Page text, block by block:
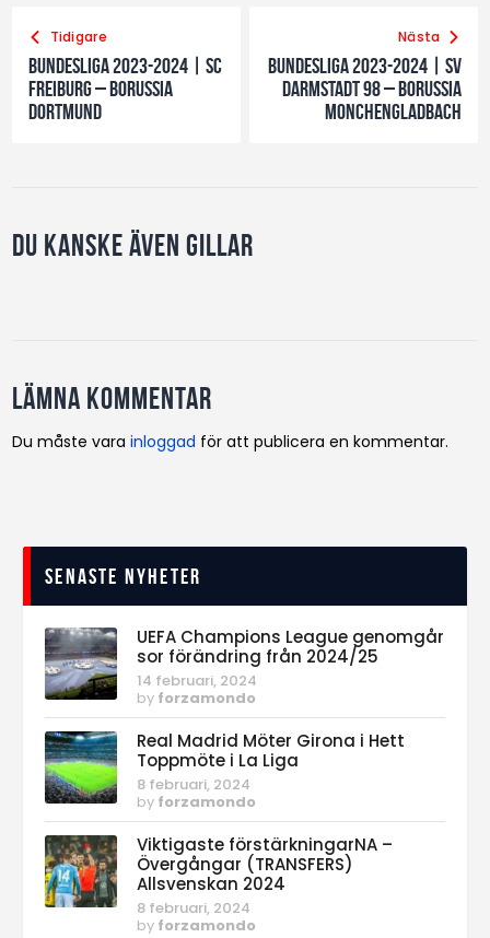
Tidigare
Bundesliga 2023-2024 | SC
Freiburg – Borussia
Dortmund
Nästa
Bundesliga 2023-2024 | SV
Darmstadt 98 – Borussia
Monchengladbach
Du kanske även gillar
Lämna kommentar
Du måste varainloggad för att publicera en kommentar.
Senaste nyheter
UEFA Champions League genomgår
sor förändring från 2024/25
14 februari, 2024
by forzamondo
Real Madrid Möter Girona i Hett
Toppmöte i La Liga
8 februari, 2024
by forzamondo
Viktigaste förstärkningarNA –
Övergångar (TRANSFERS)
Allsvenskan 2024
8 februari, 2024
by forzamondo